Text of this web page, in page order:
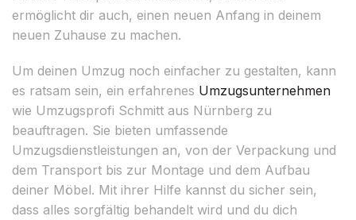
ermöglicht dir auch, einen neuen Anfang in deinem
neuen Zuhause zu machen.
Um deinen Umzug noch einfacher zu gestalten, kann
es ratsam sein, ein erfahrenes Umzugsunternehmen
wie Umzugsprofi Schmitt aus Nürnberg zu
beauftragen. Sie bieten umfassende
Umzugsdienstleistungen an, von der Verpackung und
dem Transport bis zur Montage und dem Aufbau
deiner Möbel. Mit ihrer Hilfe kannst du sicher sein,
dass alles sorgfältig behandelt wird und du dich